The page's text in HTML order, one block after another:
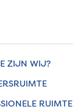
ZIJN WIJ?
RUIMTE